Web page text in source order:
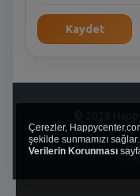
Kaydet
© 2026
Çerezler,
şekilde sunmamızı
Verilerin Korunması